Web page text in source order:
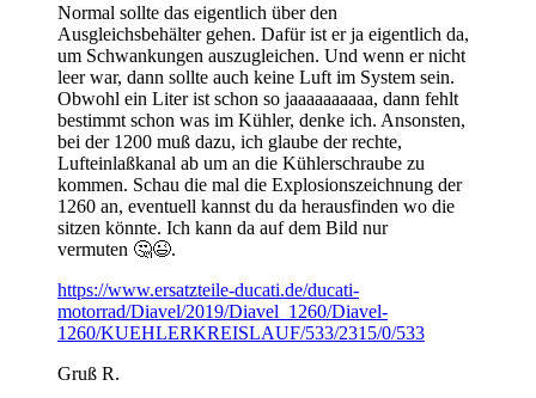
Normal sollte das eigentlich über den
Ausgleichsbehälter gehen. Dafür ist er ja eigentlich da,
um Schwankungen auszugleichen. Und wenn er nicht
leer war, dann sollte auch keine Luft im System sein.
Obwohl ein Liter ist schon so jaaaaaaaaaa, dann fehlt
bestimmt schon was im Kühler, denke ich. Ansonsten,
bei der 1200 muß dazu, ich glaube der rechte,
Lufteinlaßkanal ab um an die Kühlerschraube zu
kommen. Schau die mal die Explosionszeichnung der
1260 an, eventuell kannst du da herausfinden wo die
sitzen könnte. Ich kann da auf dem Bild nur
vermuten 🤔😉.
https://www.ersatzteile-ducati.de/ducati-
motorrad/Diavel/2019/Diavel_1260/Diavel-
1260/KUEHLERKREISLAUF/533/2315/0/533
Gruß R.